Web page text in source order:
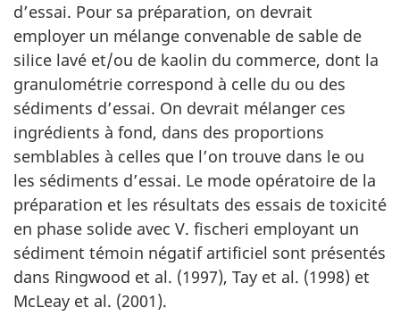
d’essai. Pour sa préparation, on devrait
employer un mélange convenable de sable de
silice lavé et/ou de kaolin du commerce, dont la
granulométrie correspond à celle du ou des
sédiments d’essai. On devrait mélanger ces
ingrédients à fond, dans des proportions
semblables à celles que l’on trouve dans le ou
les sédiments d’essai. Le mode opératoire de la
préparation et les résultats des essais de toxicité
en phase solide avec V. fischeri employant un
sédiment témoin négatif artificiel sont présentés
dans Ringwood et al. (1997), Tay et al. (1998) et
McLeay et al. (2001).